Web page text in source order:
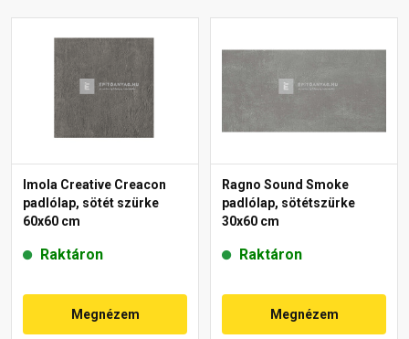
Imola Creative Creacon
padlólap, sötét szürke
60x60 cm
Raktáron
Megnézem
Ragno Sound Smoke
padlólap, sötétszürke
30x60 cm
Raktáron
Megnézem